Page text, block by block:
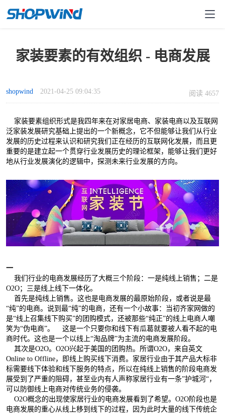
家装要素的有效组织 - 电商发展
shopwind 2021-04-25 09:04:35 阅读 4657
家装要素组织形式是我四年来在对家居电商、家装电商以及互联网
泛家装发展研究基础上提出的一个新概念，它不但能够让我们从行业
发展的历史过程来认识和研究我们正在经历的互联网化发展，而且更
重要的是建立起一个贯穿行业发展历史的理论框架，能够让我们更好
地从行业发展演化的逻辑中，探测未来行业发展的方向。
一
我们行业的电商发展经历了大概三个阶段：一是纯线上销售；二是
O2O；三是线上线下一体化。
首先是纯线上销售。这也是电商发展的最原始阶段，或者说是最
“纯”的电商。说到最“纯”的电商，还有一个小故事：当初齐家网做的
是“线上召集线下购买”的团购模式，还被那些“纯正”的线上电商人嘲
笑为“伪电商”。 这是一个只要你和线下有瓜葛就要被人看不起的电
商时代。这也是一个以线上“淘品牌”为主流的电商发展阶段。
其次是O2O。O2O兴起于美国的团购热。所谓O2O，来自英文
Online to Offline，即线上购买线下消费。家居行业由于其产品大标非
标需要线下体验和线下服务的特点，所以在纯线上销售的阶段电商发
展受到了严重的阻碍，甚至业内有人声称家居行业有一条”护城河“，
可以防御线上电商对传统业务的侵袭。
O2O概念的出现使家居行业的电商发展看到了希望。O2O阶段也是
电商发展的重心从线上移到线下的过程，因为此时大量的线下传统企